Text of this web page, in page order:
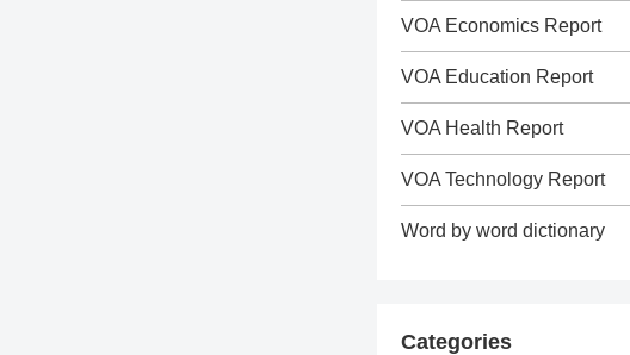
VOA Economics Report
VOA Education Report
VOA Health Report
VOA Technology Report
Word by word dictionary
Categories